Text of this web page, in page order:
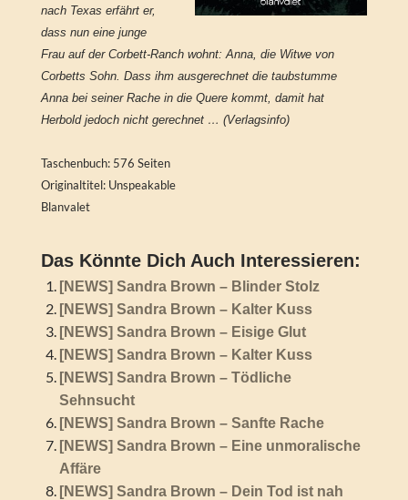
nach Texas erfährt er,
dass nun eine junge
Frau auf der Corbett-Ranch wohnt: Anna, die Witwe von
Corbetts Sohn. Dass ihm ausgerechnet die taubstumme
Anna bei seiner Rache in die Quere kommt, damit hat
Herbold jedoch nicht gerechnet … (Verlagsinfo)
Taschenbuch: 576 Seiten
Originaltitel: Unspeakable
Blanvalet
Das Könnte Dich Auch Interessieren:
[NEWS] Sandra Brown – Blinder Stolz
[NEWS] Sandra Brown – Kalter Kuss
[NEWS] Sandra Brown – Eisige Glut
[NEWS] Sandra Brown – Kalter Kuss
[NEWS] Sandra Brown – Tödliche
Sehnsucht
[NEWS] Sandra Brown – Sanfte Rache
[NEWS] Sandra Brown – Eine unmoralische
Affäre
[NEWS] Sandra Brown – Dein Tod ist nah